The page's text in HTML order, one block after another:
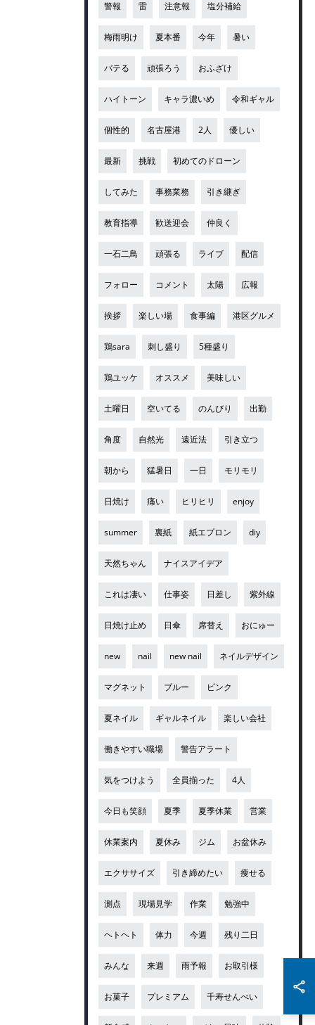
警報 雷 注意報 塩分補給
梅雨明け 夏本番 今年 暑い
バテる 頑張ろう おふざけ
ハイトーン キャラ濃いめ 令和ギャル
個性的 名古屋港 2人 優しい
最新 挑戦 初めてのドローン
してみた 事務業務 引き継ぎ
教育指導 歓送迎会 仲良く
一石二鳥 頑張る ライブ 配信
フォロー コメント 太陽 広報
挨拶 楽しい場 食事編 港区グルメ
鶏sara 刺し盛り 5種盛り
鶏ユッケ オススメ 美味しい
土曜日 空いてる のんびり 出勤
角度 自然光 遠近法 引き立つ
朝から 猛暑日 一日 モリモリ
日焼け 痛い ヒリヒリ enjoy
summer 裏紙 紙エプロン diy
天然ちゃん ナイスアイデア
これは凄い 仕事姿 日差し 紫外線
日焼け止め 日傘 席替え おにゅー
new nail new nail ネイルデザイン
マグネット ブルー ピンク
夏ネイル ギャルネイル 楽しい会社
働きやすい職場 警告アラート
気をつけよう 全員揃った 4人
今日も笑顔 夏季 夏季休業 営業
休業案内 夏休み ジム お盆休み
エクササイズ 引き締めたい 痩せる
測点 現場見学 作業 勉強中
ヘトヘト 体力 今週 残り二日
みんな 来週 雨予報 お取引様
お菓子 プレミアム 千寿せんべい